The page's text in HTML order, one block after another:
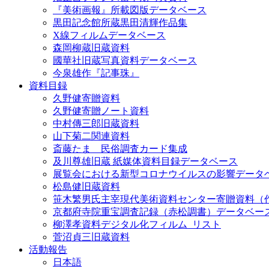
『美術画報』所載図版データベース
黒田記念館所蔵黒田清輝作品集
X線フィルムデータベース
森岡柳蔵旧蔵資料
國華社旧蔵写真資料データベース
今泉雄作『記事珠』
資料目録
久野健寄贈資料
久野健寄贈ノート資料
中村傳三郎旧蔵資料
山下菊二関連資料
斎藤たま 民俗調査カード集成
及川尊雄旧蔵 紙媒体資料目録データベース
展覧会における新型コロナウイルスの影響データ
松島健旧蔵資料
笹木繁男氏主宰現代美術資料センター寄贈資料（
京都府寺院重宝調査記録（赤松調書）データベー
柳澤孝資料デジタル化フィルム_リスト
菅沼貞三旧蔵資料
活動報告
日本語